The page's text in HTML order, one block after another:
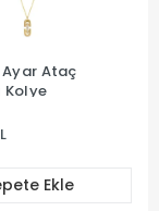
Ayar Ataç
Kolye
Ekle